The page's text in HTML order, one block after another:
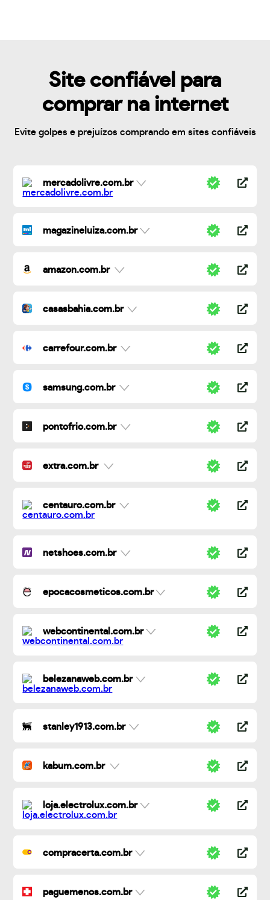
Site confiável para
comprar na internet
Evite golpes e prejuízos comprando em sites confiáveis
mercadolivre.com.br
magazineluiza.com.br
amazon.com.br
casasbahia.com.br
carrefour.com.br
samsung.com.br
pontofrio.com.br
extra.com.br
centauro.com.br
netshoes.com.br
epocacosmeticos.com.br
webcontinental.com.br
belezanaweb.com.br
stanley1913.com.br
kabum.com.br
loja.electrolux.com.br
compracerta.com.br
paguemenos.com.br